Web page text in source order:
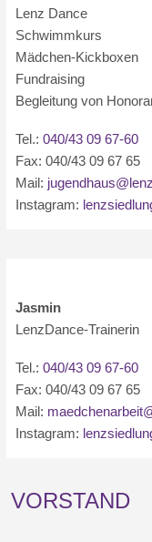
Lenz Dance
Schwimmkurs
Mädchen-Kickboxen
Fundraising
Begleitung von
Tel.:040/43 09 67-60
Fax: 040/43 09 67 65
Mail:
Instagram:
Jasmin
LenzDance-Trainerin
Tel.:040/43 09 67-60
Fax: 040/43 09 67 65
Mail:
Instagram:
VORSTAND